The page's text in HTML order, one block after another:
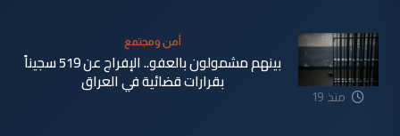
منذ 19
أمن ومجتمع
بينهم مشمولون بالعفو.. الإفراج عن 519 سجيناً
بقرارات قضائية في العراق